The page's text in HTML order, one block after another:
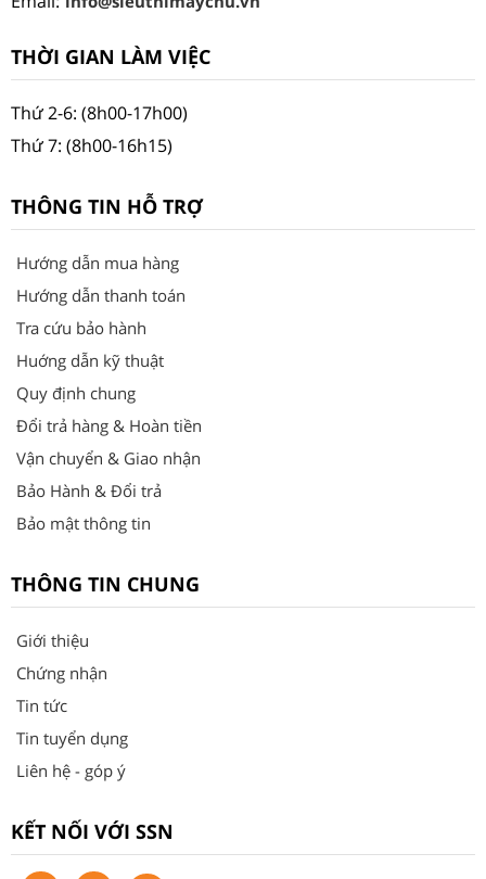
THỜI GIAN LÀM VIỆC
Thứ 2-6: (8h00-17h00)
Thứ 7: (8h00-16h15)
THÔNG TIN HỖ TRỢ
Hướng dẫn mua hàng
Hướng dẫn thanh toán
Tra cứu bảo hành
Huớng dẫn kỹ thuật
Quy định chung
Đổi trả hàng & Hoàn tiền
Vận chuyển & Giao nhận
Bảo Hành & Đổi trả
Bảo mật thông tin
THÔNG TIN CHUNG
Giới thiệu
Chứng nhận
Tin tức
Tin tuyển dụng
Liên hệ - góp ý
KẾT NỐI VỚI SSN